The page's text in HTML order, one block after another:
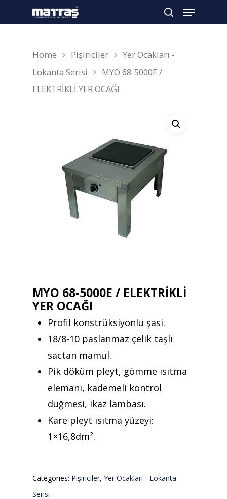
Arama yapmak için enter'a basın
Home Pişiriciler
Yer Ocakları -
Lokanta Serisi
MYO 68-5000E /
ELEKTRİKLİ YER OCAĞI
MYO 68-5000E / ELEKTRİKLİ
YER OCAĞI
Profil konstrüksiyonlu şasi.
18/8-10 paslanmaz çelik taşlı
sactan mamul.
Pik döküm pleyt, gömme ısıtma
elemanı, kademeli kontrol
düğmesi, ikaz lambası.
Kare pleyt ısıtma yüzeyi:
1×16,8dm².
Categories: Pişiriciler, Yer Ocakları - Lokanta
Serisi